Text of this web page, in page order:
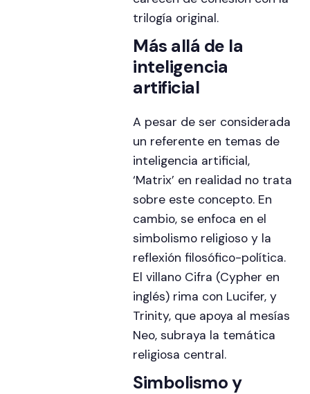
trilogía original.
Más allá de la
inteligencia
artificial
A pesar de ser considerada
un referente en temas de
inteligencia artificial,
‘Matrix’ en realidad no trata
sobre este concepto. En
cambio, se enfoca en el
simbolismo religioso y la
reflexión filosófico-política.
El villano Cifra (Cypher en
inglés) rima con Lucifer, y
Trinity, que apoya al mesías
Neo, subraya la temática
religiosa central.
Simbolismo y